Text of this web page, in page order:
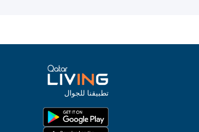
تطبيقنا للجوال